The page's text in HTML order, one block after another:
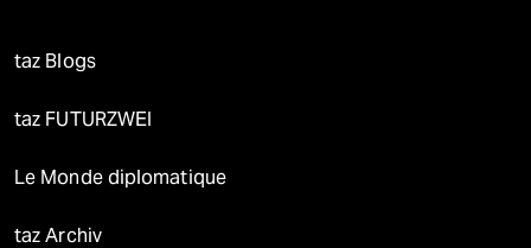
taz Blogs
taz FUTURZWEI
Le Monde diplomatique
taz Archiv